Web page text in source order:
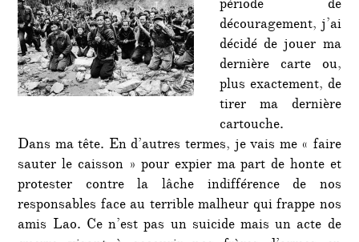
des
période de
découragement, j’ai
décidé de jouer ma
dernière carte ou,
plus exactement, de
tirer ma dernière
cartouche.
Dans ma tête. En d’autres termes, je vais me « faire
sauter le caisson » pour expier ma part de honte et
protester contre la lâche indifférence de nos
responsables face au terrible malheur qui frappe nos
amis Lao. Ce n’est pas un suicide mais un acte de